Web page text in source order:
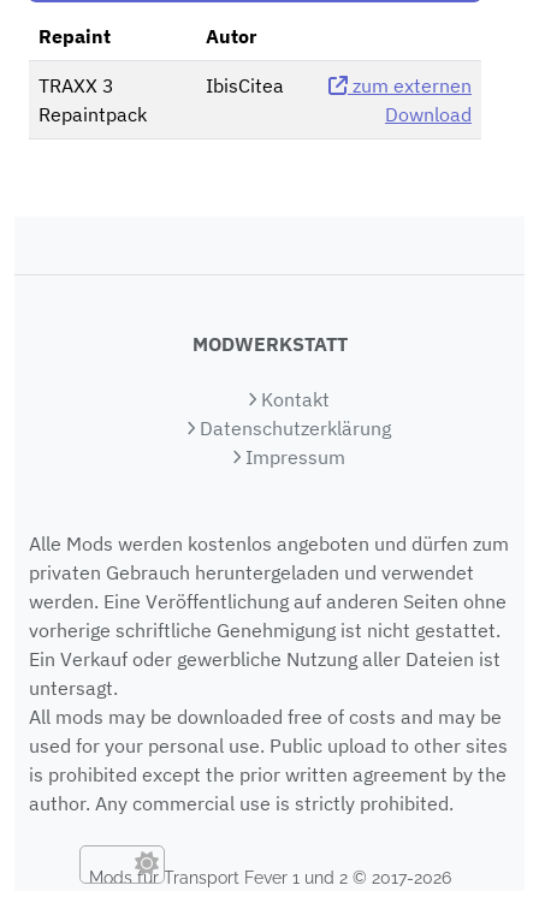
Repaint Autor
TRAXX 3
Repaintpack
IbisCitea
zum externen
Download
MODWERKSTATT
Kontakt
Datenschutzerklärung
Impressum
Alle Mods werden kostenlos angeboten und dürfen zum
privaten Gebrauch heruntergeladen und verwendet
werden. Eine Veröffentlichung auf anderen Seiten ohne
vorherige schriftliche Genehmigung ist nicht gestattet.
Ein Verkauf oder gewerbliche Nutzung aller Dateien ist
untersagt.
All mods may be downloaded free of costs and may be
used for your personal use. Public upload to other sites
is prohibited except the prior written agreement by the
author. Any commercial use is strictly prohibited.
Mods für Transport Fever 1 und 2 © 2017-2026